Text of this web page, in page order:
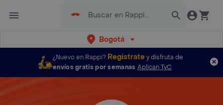
Bogotá
¿Nuevo en Rappi? Regístratey disfruta de
envíos gratis por semanas Aplican TyC